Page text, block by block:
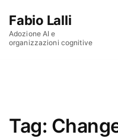
Fabio Lalli
Adozione AI e
organizzazioni cognitive
Tag: